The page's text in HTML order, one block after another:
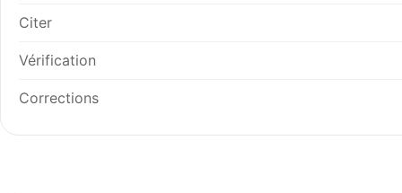
Citer
Vérification
Corrections